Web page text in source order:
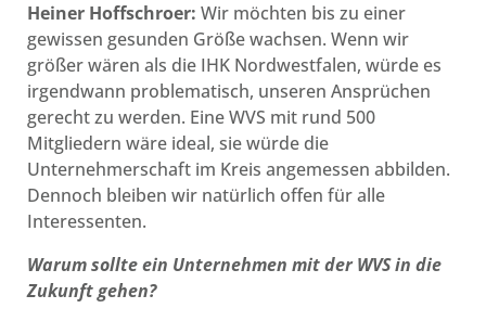
Heiner Hoffschroer: Wir möchten bis zu einer
gewissen gesunden Größe wachsen. Wenn wir
größer wären als die IHK Nordwestfalen, würde es
irgendwann problematisch, unseren Ansprüchen
gerecht zu werden. Eine WVS mit rund 500
Mitgliedern wäre ideal, sie würde die
Unternehmerschaft im Kreis angemessen abbilden.
Dennoch bleiben wir natürlich offen für alle
Interessenten.
Warum sollte ein Unternehmen mit der WVS in die
Zukunft gehen?